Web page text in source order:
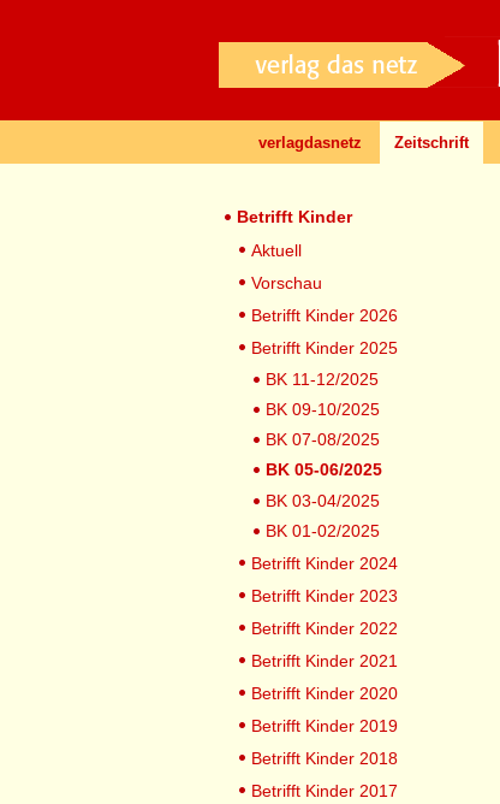
verlagdasnetz Zeitschrift
Betrifft Kinder
Aktuell
Vorschau
Betrifft Kinder 2026
Betrifft Kinder 2025
BK 11-12/2025
BK 09-10/2025
BK 07-08/2025
BK 05-06/2025
BK 03-04/2025
BK 01-02/2025
Betrifft Kinder 2024
Betrifft Kinder 2023
Betrifft Kinder 2022
Betrifft Kinder 2021
Betrifft Kinder 2020
Betrifft Kinder 2019
Betrifft Kinder 2018
Betrifft Kinder 2017